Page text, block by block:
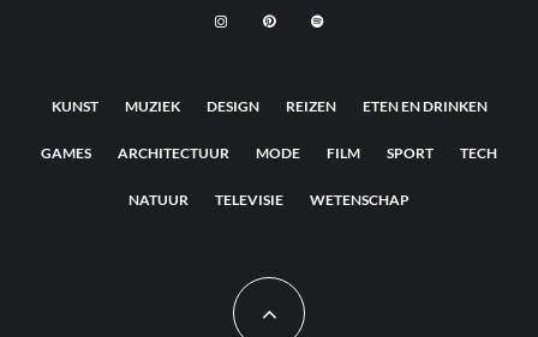
KUNST MUZIEK DESIGN REIZEN ETEN EN DRINKEN
GAMES ARCHITECTUUR MODE FILM SPORT TECH
NATUUR TELEVISIE WETENSCHAP